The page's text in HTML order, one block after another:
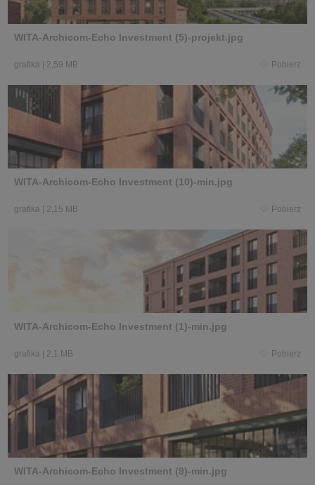
WITA-Archicom-Echo Investment (5)-projekt.jpg
grafika 2,59 MB Pobierz
WITA-Archicom-Echo Investment (10)-min.jpg
grafika 2,15 MB Pobierz
WITA-Archicom-Echo Investment (1)-min.jpg
grafika 2,1 MB Pobierz
WITA-Archicom-Echo Investment (9)-min.jpg